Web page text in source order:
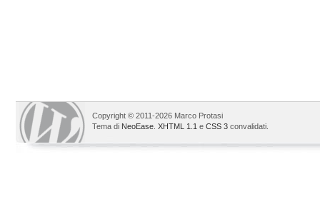
Copyright © 2011-2026 Marco Protasi
Tema di NeoEase XHTML 1.1 e CSS 3 convalidati.